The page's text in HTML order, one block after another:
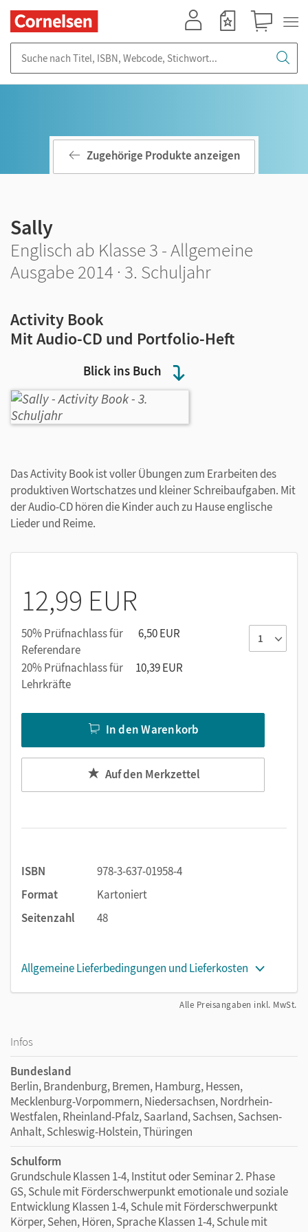
Blick ins Buch
Zugehörige Produkte anzeigen
Sally
Englisch ab Klasse 3 - Allgemeine
Ausgabe 2014 · 3. Schuljahr
Activity Book
Mit Audio-CD und Portfolio-Heft
Das Activity Book ist voller Übungen zum Erarbeiten des
produktiven Wortschatzes und kleiner Schreibaufgaben. Mit
der Audio-CD hören die Kinder auch zu Hause englische
Lieder und Reime.
12,99 EUR
50% Prüfnachlass für
Referendare
6,50 EUR
20% Prüfnachlass für
Lehrkräfte
10,39 EUR
In den Warenkorb
Auf den Merkzettel
ISBN
978-3-637-01958-4
Format
Kartoniert
Seitenzahl
48
Allgemeine Lieferbedingungen und Lieferkosten
Alle Preisangaben inkl. MwSt.
Infos
Bundesland
Berlin, Brandenburg, Bremen, Hamburg, Hessen,
Mecklenburg-Vorpommern, Niedersachsen, Nordrhein-
Westfalen, Rheinland-Pfalz, Saarland, Sachsen, Sachsen-
Anhalt, Schleswig-Holstein, Thüringen
Schulform
Grundschule Klassen 1-4, Institut oder Seminar 2. Phase
GS, Schule mit Förderschwerpunkt emotionale und soziale
Entwicklung Klassen 1-4, Schule mit Förderschwerpunkt
Körper, Sehen, Hören, Sprache Klassen 1-4, Schule mit